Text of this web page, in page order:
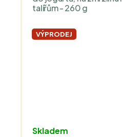
talířům - 260 g
VÝPRODEJ
Skladem